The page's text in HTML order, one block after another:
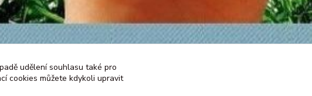
udělení souhlasu také pro
cookies můžete kdykoli upravit